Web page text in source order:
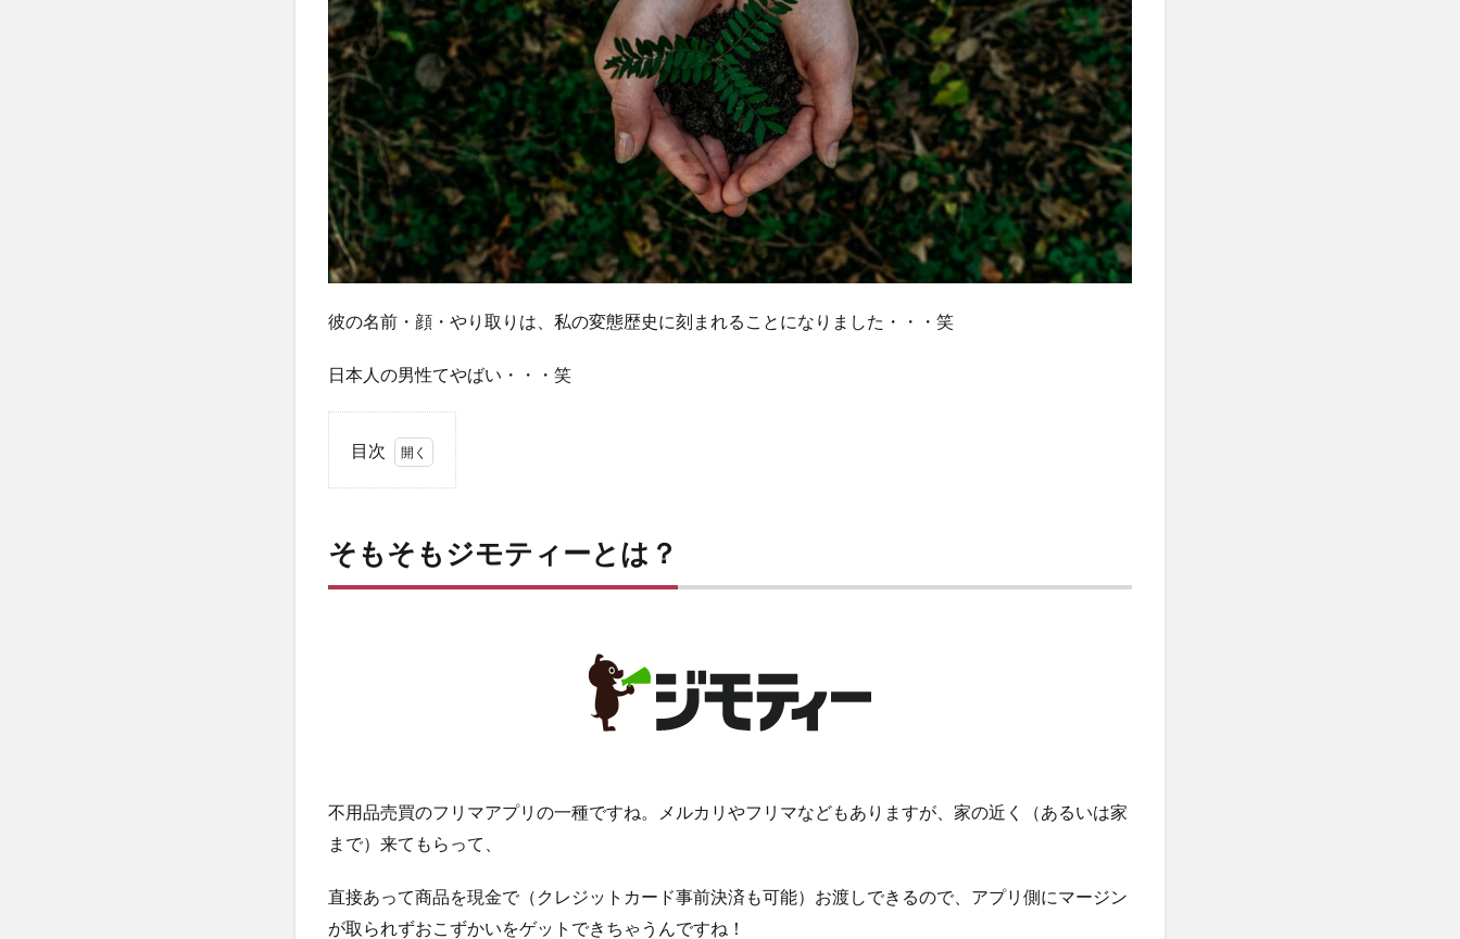
彼の名前・顔・やり取りは、私の変態歴史に刻まれることになりました・・・笑
日本人の男性てやばい・・・笑
目次
ジモ
ティ
会
う
会
話
そもそもジモティーとは？
不用品売買のフリマアプリの一種ですね。メルカリやフリマなどもありますが、家の近く（あるいは家
まで）来てもらって、
直接あって商品を現金で（クレジットカード事前決済も可能）お渡しできるので、アプリ側にマージン
が取られずおこずかいをゲットできちゃうんですね！